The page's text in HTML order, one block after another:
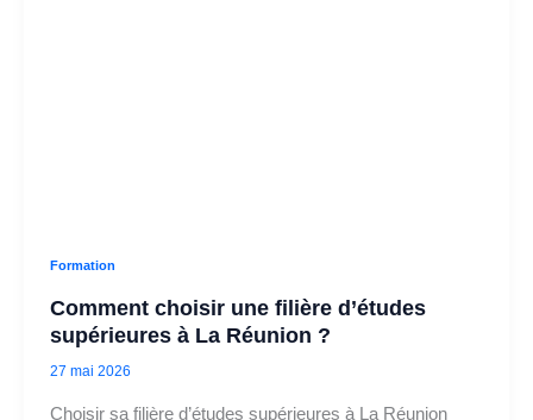
Formation
Comment choisir une filière d’études
supérieures à La Réunion ?
27 mai 2026
Choisir sa filière d’études supérieures à La Réunion